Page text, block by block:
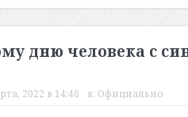
дню человека с
2022 в 14:46 в: Официально